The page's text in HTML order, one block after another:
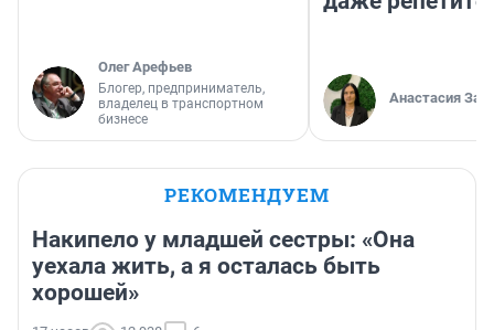
Олег Арефьев
Блогер, предприниматель,
владелец в транспортном
бизнесе
Анастасия
РЕКОМЕНДУЕМ
Накипело у младшей сестры: «Она
уехала жить, а я осталась быть
хорошей»